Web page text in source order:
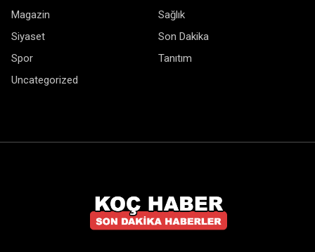
Magazin
Sağlık
Siyaset
Son Dakika
Spor
Tanıtım
Uncategorized